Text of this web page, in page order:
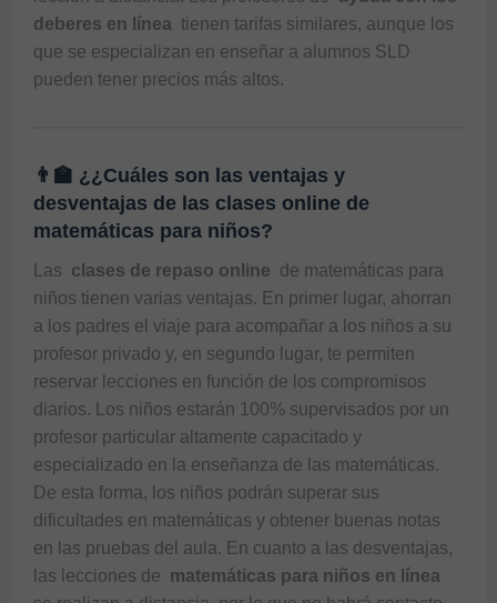
deberes en línea tienen tarifas similares, aunque los
que se especializan en enseñar a alumnos SLD
pueden tener precios más altos.
👨‍🏫 ¿¿Cuáles son las ventajas y
desventajas de las clases online de
matemáticas para niños?
Las clases de repaso online de matemáticas para
niños tienen varias ventajas. En primer lugar, ahorran
a los padres el viaje para acompañar a los niños a su
profesor privado y, en segundo lugar, te permiten
reservar lecciones en función de los compromisos
diarios. Los niños estarán 100% supervisados ​​por un
profesor particular altamente capacitado y
especializado en la enseñanza de las matemáticas.
De esta forma, los niños podrán superar sus
dificultades en matemáticas y obtener buenas notas
en las pruebas del aula. En cuanto a las desventajas,
las lecciones de